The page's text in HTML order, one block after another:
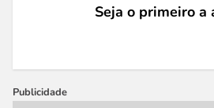
Seja o primeiro a
Publicidade